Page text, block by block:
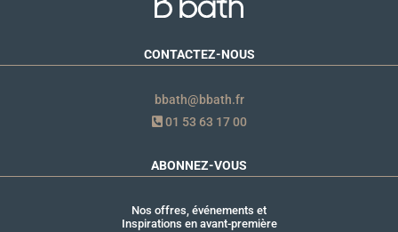
CONTACTEZ-NOUS
bbath@bbath.fr
01 53 63 17 00
ABONNEZ-VOUS
Nos offres, événements et
Inspirations en avant-première